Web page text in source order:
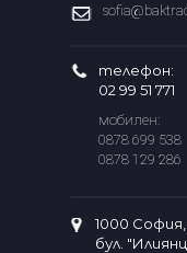
телефон:
02 99 51 771
мобилен:
0878 699 538
0878 129 286
1000 София,
бул.